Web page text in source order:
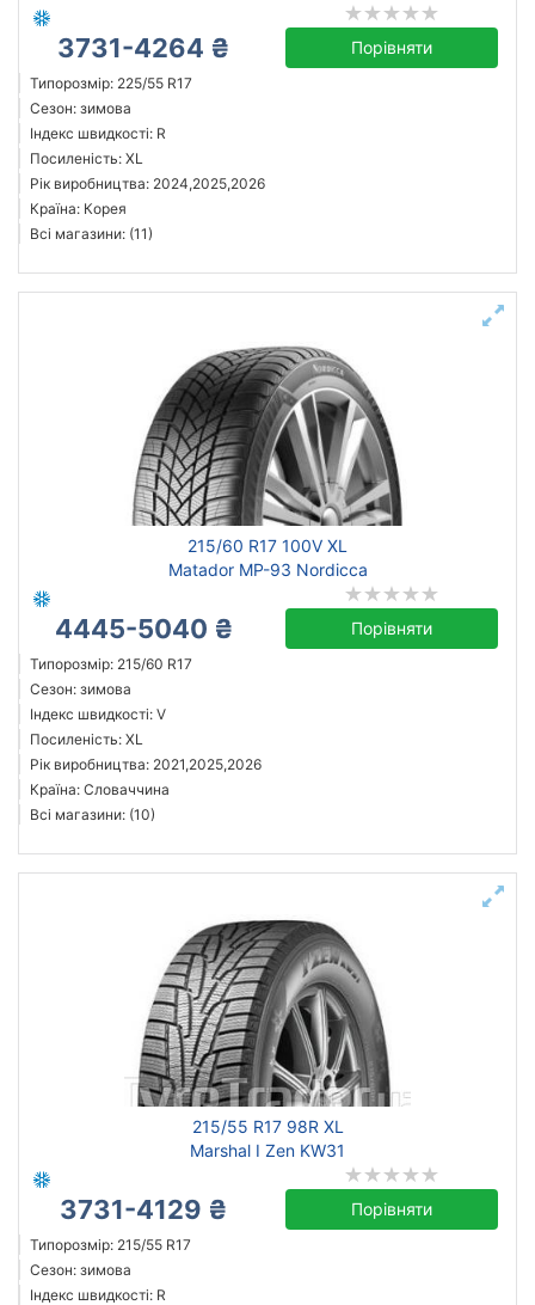
3731-4264 ₴ Порівняти
Типорозмір: 225/55 R17
Сезон: зимова
Індекс швидкості: R
Посиленість: XL
Рік виробництва: 2024,2025,2026
Країна: Корея
Всі магазини: (11)
215/60 R17 100V XL
Matador MP-93 Nordicca
4445-5040 ₴ Порівняти
Типорозмір: 215/60 R17
Сезон: зимова
Індекс швидкості: V
Посиленість: XL
Рік виробництва: 2021,2025,2026
Країна: Словаччина
Всі магазини: (10)
215/55 R17 98R XL
Marshal I Zen KW31
3731-4129 ₴ Порівняти
Типорозмір: 215/55 R17
Сезон: зимова
Індекс швидкості: R
Скинути